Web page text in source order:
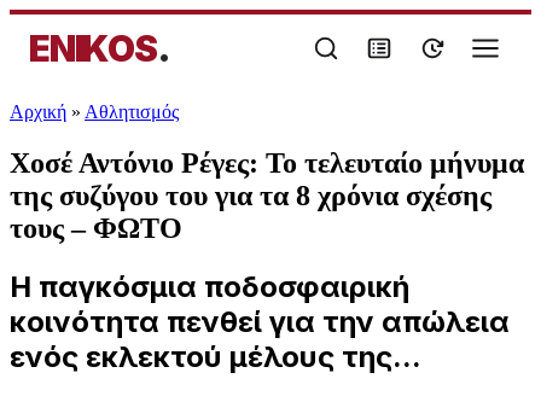
ENIKOS.
Αρχική » Αθλητισμός
Χοσέ Αντόνιο Ρέγες: Το τελευταίο μήνυμα
της συζύγου του για τα 8 χρόνια σχέσης
τους – ΦΩΤΟ
Η παγκόσμια ποδοσφαιρική
κοινότητα πενθεί για την απώλεια
ενός εκλεκτού μέλους της...